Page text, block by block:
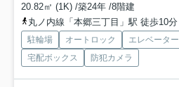
20.82㎡ (1K) /築24年 /8階建
丸ノ内線「本郷三丁目」駅 徒歩10分
駐輪場 オートロック エレベーター
宅配ボックス
防犯カメラ